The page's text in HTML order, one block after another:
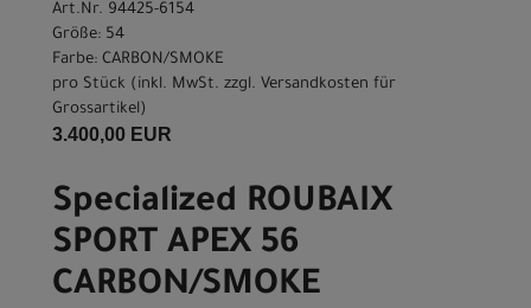
Art.Nr. 94425-6154
Größe: 54
Farbe: CARBON/SMOKE
pro Stück (inkl. MwSt. zzgl. Versandkosten für
Grossartikel)
3.400,00 EUR
Specialized ROUBAIX
SPORT APEX 56
CARBON/SMOKE